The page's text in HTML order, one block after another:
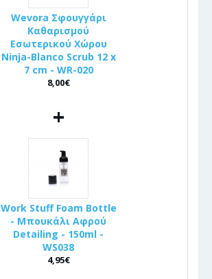
Wevora Σφουγγάρι
Καθαρισμού
Εσωτερικού Χώρου
Ninja-Blanco Scrub 12 x
7 cm - WR-020
8,00€
+
Work Stuff Foam Bottle
- Μπουκάλι Αφρού
Detailing - 150ml -
WS038
4,95€